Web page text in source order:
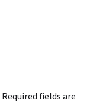
Required fields are